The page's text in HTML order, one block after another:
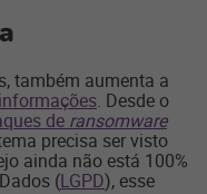
também aumenta a
. Desde o
de ransomware
precisa ser visto
ainda não está 100%
(LGPD), esse